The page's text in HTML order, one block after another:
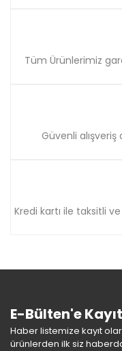
Tüm Ürünlerimiz
Güvenli alışveriş
Kredi kartı ile taksitli
E-Bülten'e
Haber listemize kayıt
ürünlerden ilk siz